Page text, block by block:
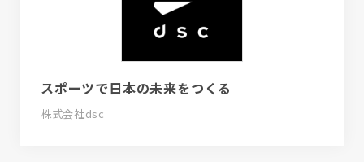
スポーツで日本の未来をつくる
株式会社dsc